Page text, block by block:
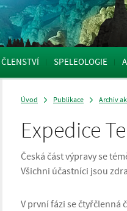
ČLENSTVÍ SPELEOLOGIE
Úvod Publikace Archiv
Expedice
Česká část výpravy se
Všichni účastníci jsou
V první fázi se čtyřčlenná